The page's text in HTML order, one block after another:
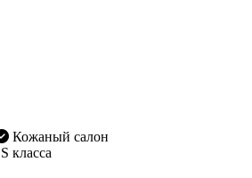
Кожаный салон
класса